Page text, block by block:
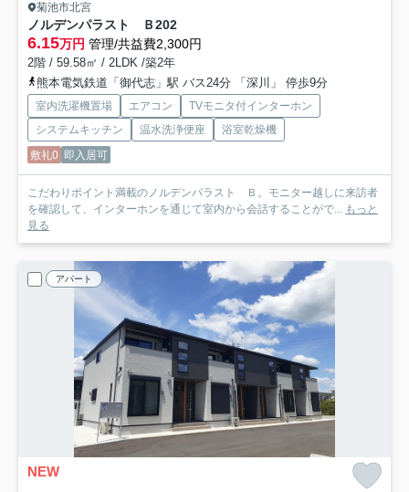
菊池市北宮
ノルデンパラスト Ｂ202
6.15万円 管理/共益費2,300円
2階 / 59.58㎡ / 2LDK /築2年
熊本電気鉄道「御代志」駅 バス24分 「深川」 停歩9分
室内洗濯機置場 エアコン
TVモニタ付インターホン
システムキッチン
温水洗浄便座
浴室乾燥機
敷礼0 即入居可
こだわりポイント満載のノルデンパラスト Ｂ。モニター越しに来訪者
を確認して、インターホンを通じて室内から会話することがで... もっと
見る
アパート
NEW